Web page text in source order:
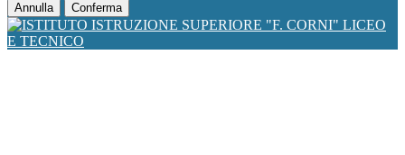
Annulla Conferma